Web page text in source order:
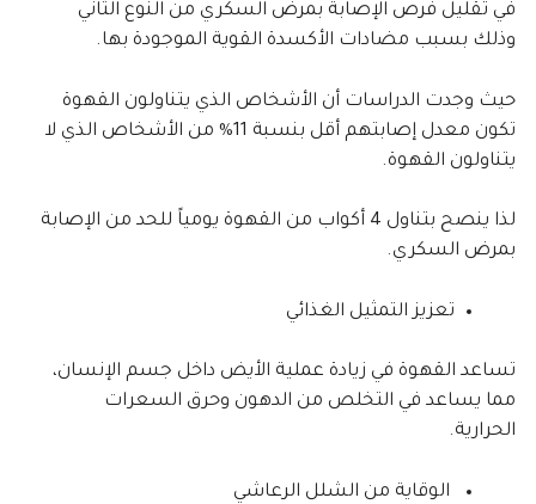
في تقليل فرص الإصابة بمرض السكري من النوع الثاني
وذلك بسبب مضادات الأكسدة القوية الموجودة بها.
حيث وجدت الدراسات أن الأشخاص الذي يتناولون القهوة
تكون معدل إصابتهم أقل بنسبة 11% من الأشخاص الذي لا
يتناولون القهوة.
لذا ينصح بتناول 4 أكواب من القهوة يومياً للحد من الإصابة
بمرض السكري.
تعزيز التمثيل الغذائي
تساعد القهوة في زيادة عملية الأيض داخل جسم الإنسان،
مما يساعد في التخلص من الدهون وحرق السعرات
الحرارية.
الوقاية من الشلل الرعاشي